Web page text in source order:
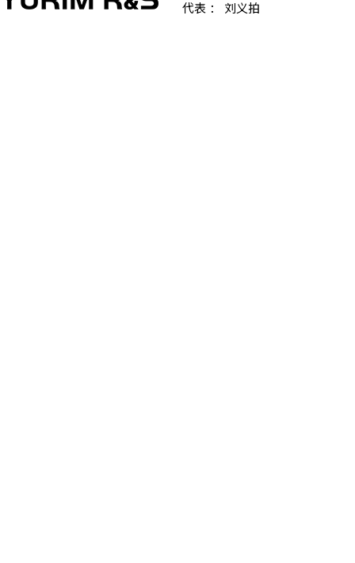
代表 ： 刘义拍